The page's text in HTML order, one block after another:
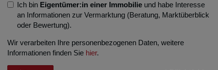
Ich bin Eigentümer:in einer Immobilie und habe Interesse
an Informationen zur Vermarktung (Beratung, Marktüberblick
oder Bewertung).
Wir verarbeiten Ihre personenbezogenen Daten, weitere
Informationen finden Sie hier.